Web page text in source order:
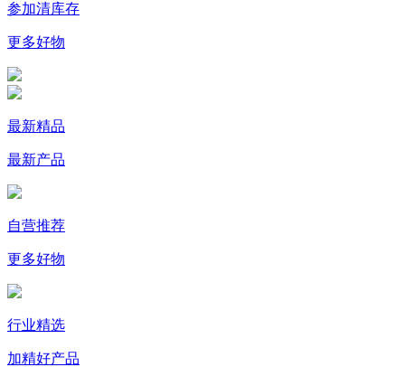
参加清库存
更多好物
最新精品
最新产品
自营推荐
更多好物
行业精选
加精好产品